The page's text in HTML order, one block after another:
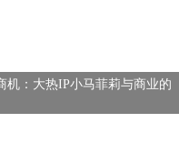
机：大热IP小马菲莉与商业的